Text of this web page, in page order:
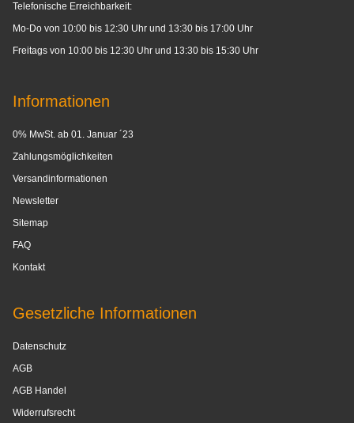
Telefonische Erreichbarkeit:
Mo-Do von 10:00 bis 12:30 Uhr und 13:30 bis 17:00 Uhr
Freitags von 10:00 bis 12:30 Uhr und 13:30 bis 15:30 Uhr
Informationen
0% MwSt. ab 01. Januar ´23
Zahlungsmöglichkeiten
Versandinformationen
Newsletter
Sitemap
FAQ
Kontakt
Gesetzliche Informationen
Datenschutz
AGB
AGB Handel
Widerrufsrecht